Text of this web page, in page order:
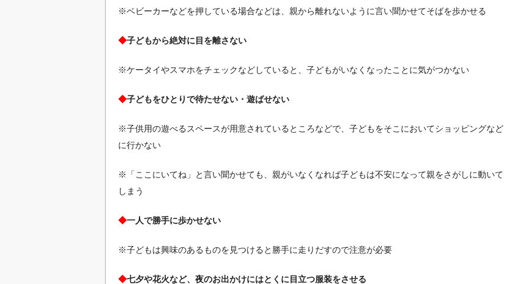
※ベビーカーなどを押している場合などは、親から離れないように言い聞かせてそばを歩かせる
◆子どもから絶対に目を離さない
※ケータイやスマホをチェックなどしていると、子どもがいなくなったことに気がつかない
◆子どもをひとりで待たせない・遊ばせない
※子供用の遊べるスペースが用意されているところなどで、子どもをそこにおいてショッピングなど
に行かない
※「ここにいてね」と言い聞かせても、親がいなくなれば子どもは不安になって親をさがしに動いて
しまう
◆一人で勝手に歩かせない
※子どもは興味のあるものを見つけると勝手に走りだすので注意が必要
◆七夕や花火など、夜のお出かけにはとくに目立つ服装をさせる